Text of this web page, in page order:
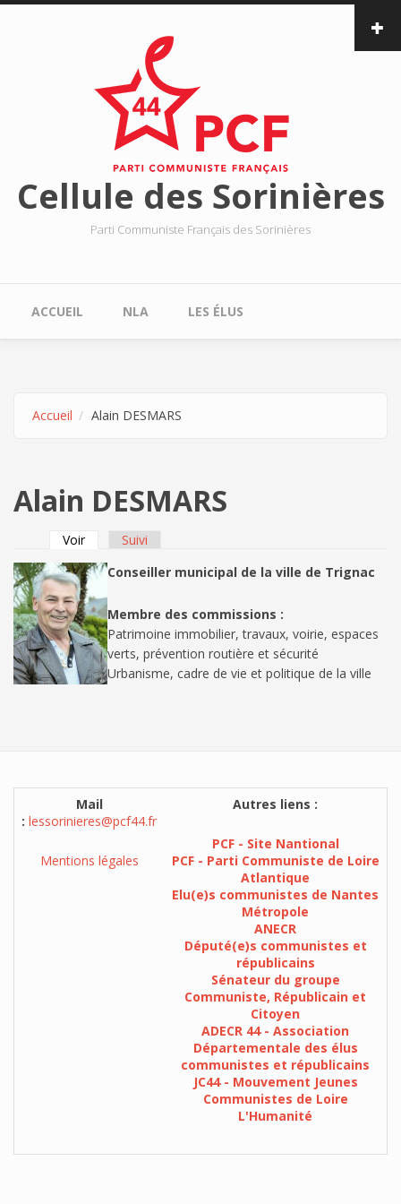
Aller au contenu principal
Cellule des Sorinières
Parti Communiste Français des Sorinières
Menu principal
ACCUEIL NLA LES ÉLUS
Accueil Alain DESMARS
Alain DESMARS
Onglets principaux
Voir(onglet actif)
Suivi
Conseiller municipal de la ville de Trignac
Membre des commissions :
Patrimoine immobilier, travaux, voirie, espaces
verts, prévention routière et sécurité
Urbanisme, cadre de vie et politique de la ville
Mail
: lessorinieres@pcf44.fr
Mentions légales
Autres liens :
PCF - Site Nantional
PCF - Parti Communiste de Loire
Atlantique
Elu(e)s communistes de Nantes
Métropole
ANECR
Député(e)s communistes et
républicains
Sénateur du groupe
Communiste, Républicain et
Citoyen
ADECR 44 - Association
Départementale des élus
communistes et républicains
JC44 - Mouvement Jeunes
Communistes de Loire
L'Humanité